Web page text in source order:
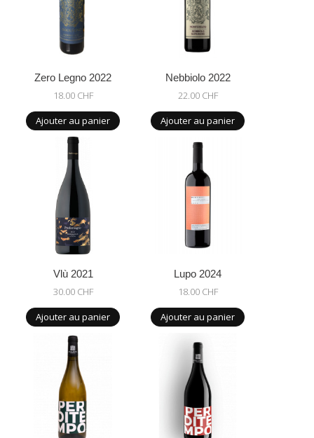
Zero Legno 2022
18.00 CHF
Ajouter au panier
Nebbiolo 2022
22.00 CHF
Ajouter au panier
Vlù 2021
30.00 CHF
Ajouter au panier
Lupo 2024
18.00 CHF
Ajouter au panier